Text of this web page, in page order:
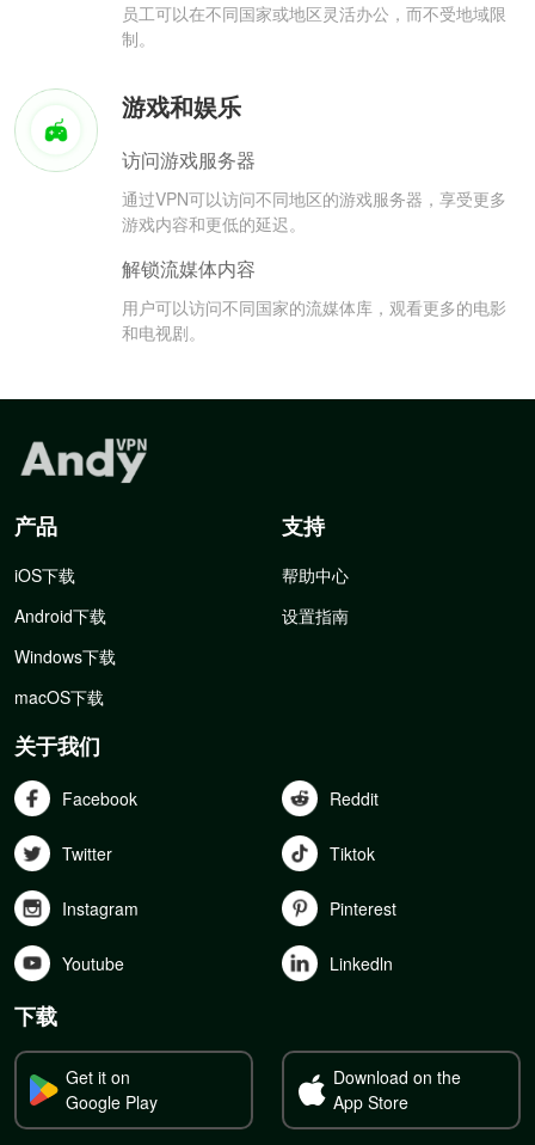
员工可以在不同国家或地区灵活办公，而不受地域限
制。
游戏和娱乐
访问游戏服务器
通过VPN可以访问不同地区的游戏服务器，享受更多
游戏内容和更低的延迟。
解锁流媒体内容
用户可以访问不同国家的流媒体库，观看更多的电影
和电视剧。
产品
iOS下载
Android下载
Windows下载
macOS下载
支持
帮助中心
设置指南
关于我们
Facebook Reddit
Twitter Tiktok
Instagram Pinterest
Youtube Linkedln
下载
Get it on
Google Play
Download on the
App Store